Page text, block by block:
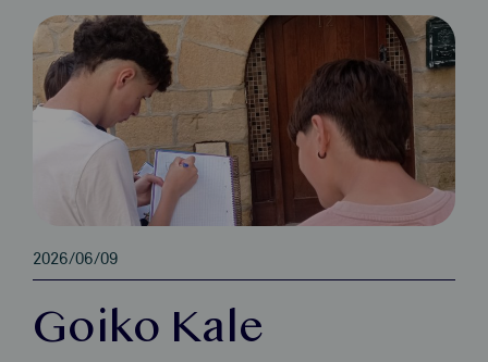
2026/06/09
Goiko Kale